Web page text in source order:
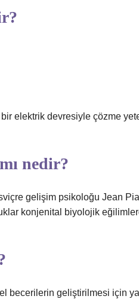
bir elektrik devresiyle çözme
nedir?
gelişim psikoloğu Jean
konjenital biyolojik
becerilerin geliştirilmesi için